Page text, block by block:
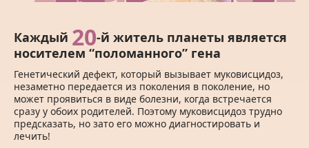
Каждый 20-й житель планеты является
носителем “поломанного” гена
Генетический дефект, который вызывает муковисцидоз,
незаметно передается из поколения в поколение, но
может проявиться в виде болезни, когда встречается
сразу у обоих родителей. Поэтому муковисцидоз трудно
предсказать, но зато его можно диагностировать и
лечить!